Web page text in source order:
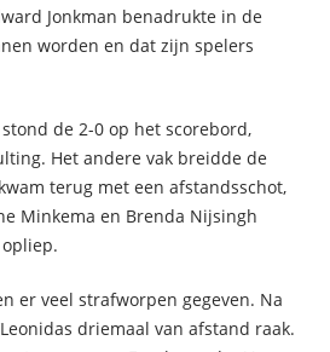
Jonkman benadrukte in de
worden en dat zijn spelers
de 2-0 op het scorebord,
Het andere vak breidde de
terug met een afstandsschot,
Minkema en Brenda Nijsingh
er veel strafworpen gegeven. Na
driemaal van afstand raak.